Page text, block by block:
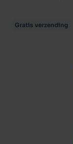
Gratis verzending